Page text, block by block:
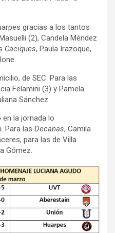
gracias a los tantos
(2), Candela Méndez
Caciques, Paula Irazoque,
de SEC. Para las
Felamini (3) y Pamela
Sánchez.
la jornada lo
Para las Decanas, Camila
para las de Villa
Gómez.